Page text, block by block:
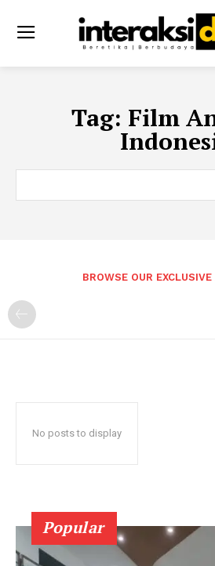
Tag: Film
BROWSE OUR
No posts to display
Popular